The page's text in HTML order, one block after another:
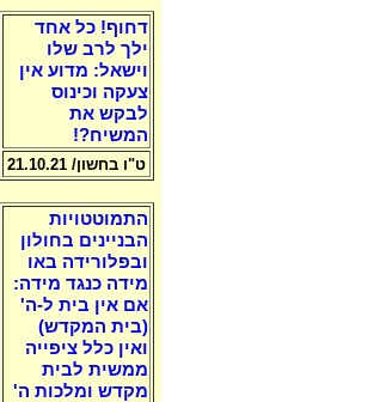
דחוף! כל אחד
ילך לרב שלו
וישאל: מדוע אין
צעקה וכינוס
לבקש את
המשיח?!
ט"ו בחשון/ 21.10.21
התמוטטויות
הבניינים בחולון
ובפלורידה באו
מידה כנגד מידה:
אם אין בית ל-ה'
(בית המקדש)
ואין כלל ציפייה
ממשית לבית
מקדש ומלכות ה'